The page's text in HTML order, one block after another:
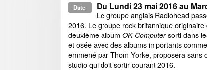
Date Du Lundi 23 mai 2016au
Le groupe anglais Radiohead
2016. Le groupe rock britannique
deuxième album OK Computersorti dans
et osée avec des albums importants comme
emmené par Thom Yorke, proposera sans
studio qui doit sortir courant 2016.